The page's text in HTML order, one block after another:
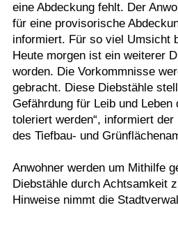
eine Abdeckung fehlt. Der
für eine provisorische
informiert. Für so viel Umsicht
Heute morgen ist ein weiterer
worden. Die Vorkommnisse
gebracht. Diese Diebstähle
Gefährdung für Leib und Leben
toleriert werden“, informiert
des Tiefbau- und
Anwohner werden um Mithilfe
Diebstähle durch Achtsamkeit
Hinweise nimmt die